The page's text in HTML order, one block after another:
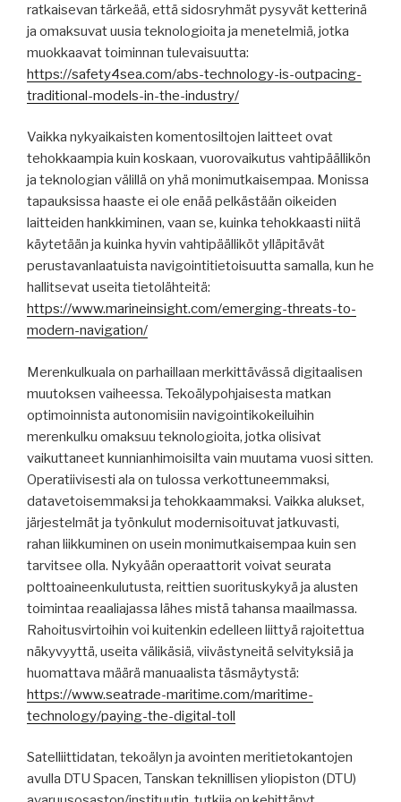
ratkaisevan tärkeää, että sidosryhmät pysyvät ketterinä
ja omaksuvat uusia teknologioita ja menetelmiä, jotka
muokkaavat toiminnan tulevaisuutta:
https://safety4sea.com/abs-technology-is-outpacing-
traditional-models-in-the-industry/
Vaikka nykyaikaisten komentosiltojen laitteet ovat
tehokkaampia kuin koskaan, vuorovaikutus vahtipäällikön
ja teknologian välillä on yhä monimutkaisempaa. Monissa
tapauksissa haaste ei ole enää pelkästään oikeiden
laitteiden hankkiminen, vaan se, kuinka tehokkaasti niitä
käytetään ja kuinka hyvin vahtipäälliköt ylläpitävät
perustavanlaatuista navigointitietoisuutta samalla, kun he
hallitsevat useita tietolähteitä:
https://www.marineinsight.com/emerging-threats-to-
modern-navigation/
Merenkulkuala on parhaillaan merkittävässä digitaalisen
muutoksen vaiheessa. Tekoälypohjaisesta matkan
optimoinnista autonomisiin navigointikokeiluihin
merenkulku omaksuu teknologioita, jotka olisivat
vaikuttaneet kunnianhimoisilta vain muutama vuosi sitten.
Operatiivisesti ala on tulossa verkottuneemmaksi,
datavetoisemmaksi ja tehokkaammaksi. Vaikka alukset,
järjestelmät ja työnkulut modernisoituvat jatkuvasti,
rahan liikkuminen on usein monimutkaisempaa kuin sen
tarvitsee olla. Nykyään operaattorit voivat seurata
polttoaineenkulutusta, reittien suorituskykyä ja alusten
toimintaa reaaliajassa lähes mistä tahansa maailmassa.
Rahoitusvirtoihin voi kuitenkin edelleen liittyä rajoitettua
näkyvyyttä, useita välikäsiä, viivästyneitä selvityksiä ja
huomattava määrä manuaalista täsmäytystä:
https://www.seatrade-maritime.com/maritime-
technology/paying-the-digital-toll
Satelliittidatan, tekoälyn ja avointen meritietokantojen
avulla DTU Spacen, Tanskan teknillisen yliopiston (DTU)